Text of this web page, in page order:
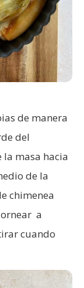
de manera
del
masa hacia
de la
chimenea
a
cuando